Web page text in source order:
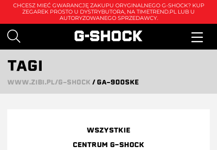
CHCESZ MIEĆ GWARANCJĘ ZAKUPU ORYGINALNEGO G-SHOCK? KUP
ZEGAREK PROSTO U DYSTRYBUTORA, NA TIMETREND.PL LUB U
AUTORYZOWANEGO SPRZEDAWCY.
TAGI
WWW.ZIBI.PL/G-SHOCK / GA-900SKE
WSZYSTKIE
CENTRUM G-SHOCK